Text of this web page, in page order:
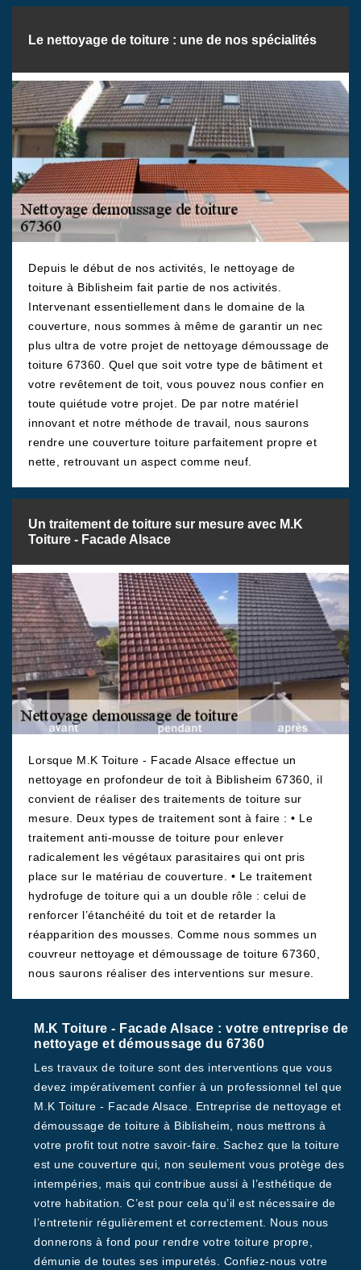
Le nettoyage de toiture : une de nos spécialités
Depuis le début de nos activités, le nettoyage de
toiture à Biblisheim fait partie de nos activités.
Intervenant essentiellement dans le domaine de la
couverture, nous sommes à même de garantir un nec
plus ultra de votre projet de nettoyage démoussage de
toiture 67360. Quel que soit votre type de bâtiment et
votre revêtement de toit, vous pouvez nous confier en
toute quiétude votre projet. De par notre matériel
innovant et notre méthode de travail, nous saurons
rendre une couverture toiture parfaitement propre et
nette, retrouvant un aspect comme neuf.
Un traitement de toiture sur mesure avec M.K
Toiture - Facade Alsace
Lorsque M.K Toiture - Facade Alsace effectue un
nettoyage en profondeur de toit à Biblisheim 67360, il
convient de réaliser des traitements de toiture sur
mesure. Deux types de traitement sont à faire : • Le
traitement anti-mousse de toiture pour enlever
radicalement les végétaux parasitaires qui ont pris
place sur le matériau de couverture. • Le traitement
hydrofuge de toiture qui a un double rôle : celui de
renforcer l’étanchéité du toit et de retarder la
réapparition des mousses. Comme nous sommes un
couvreur nettoyage et démoussage de toiture 67360,
nous saurons réaliser des interventions sur mesure.
M.K Toiture - Facade Alsace : votre entreprise de
nettoyage et démoussage du 67360
Les travaux de toiture sont des interventions que vous
devez impérativement confier à un professionnel tel que
M.K Toiture - Facade Alsace. Entreprise de nettoyage et
démoussage de toiture à Biblisheim, nous mettrons à
votre profit tout notre savoir-faire. Sachez que la toiture
est une couverture qui, non seulement vous protège des
intempéries, mais qui contribue aussi à l’esthétique de
votre habitation. C’est pour cela qu’il est nécessaire de
l’entretenir régulièrement et correctement. Nous nous
donnerons à fond pour rendre votre toiture propre,
démunie de toutes ses impuretés. Confiez-nous votre